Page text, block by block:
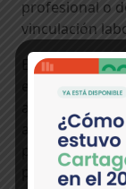
profesional o
vinculación
Estos
educación y
así como la
acceso,
para ampliar
población.